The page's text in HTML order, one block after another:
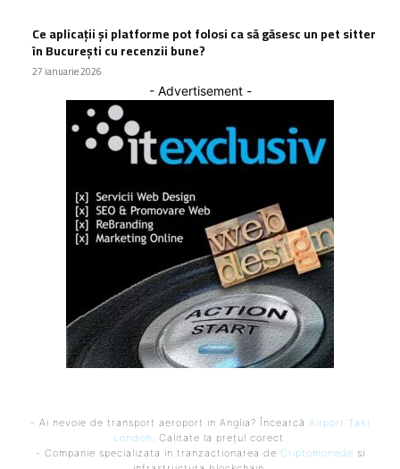
Ce aplicații și platforme pot folosi ca să găsesc un pet sitter
în București cu recenzii bune?
27 ianuarie 2026
- Advertisement -
- Ai nevoie de transport aeroport in Anglia? Încearcă Airport Taxi
London. Calitate la prețul corect.
- Companie specializata in tranzactionarea de Criptomonede si